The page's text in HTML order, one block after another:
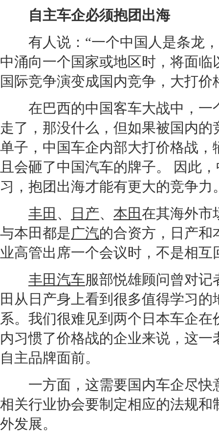
自主车企必须抱团出海
有人说：“一个中国人是条龙，
中涌向一个国家或地区时，将面
国际竞争演变成国内竞争，大打价
在巴西的中国客车大战中，一
走了，那没什么，但如果被国内
单子，中国车企内部大打价格战
且会砸了中国汽车的牌子。 因此
习，抱团出海才能有更大的竞争力
丰田 、 日产、 本田在其海外市
与本田都是广汽的合资方， 日产和
业高管出席一个会议时，不是相互
丰田汽车服部悦雄顾问曾对记
田 从 日产身上看到很多值得学习
系。我们很难见到两个日本车企
内习惯了价格战的企业来说，这
自主品牌面前。
一方面，这需要国内车企尽快
相关行业协会要制定相应的法规
外发展。